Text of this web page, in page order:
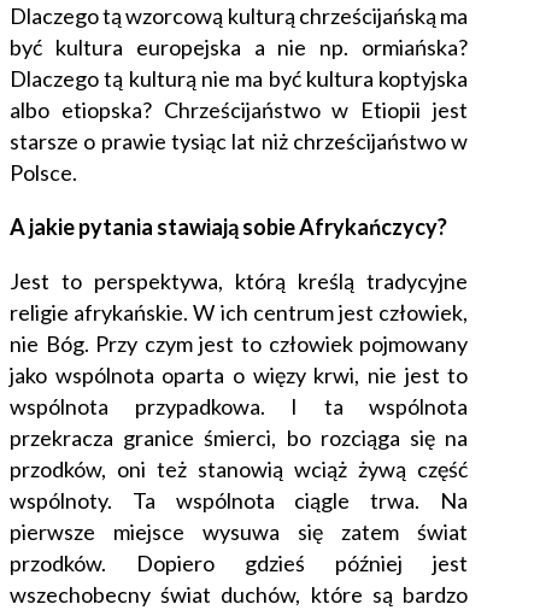
Dlaczego tą wzorcową kulturą chrześcijańską ma
być kultura europejska a nie np. ormiańska?
Dlaczego tą kulturą nie ma być kultura koptyjska
albo etiopska? Chrześcijaństwo w Etiopii jest
starsze o prawie tysiąc lat niż chrześcijaństwo w
Polsce.
A jakie pytania stawiają sobie Afrykańczycy?
Jest to perspektywa, którą kreślą tradycyjne
religie afrykańskie. W ich centrum jest człowiek,
nie Bóg. Przy czym jest to człowiek pojmowany
jako wspólnota oparta o więzy krwi, nie jest to
wspólnota przypadkowa. I ta wspólnota
przekracza granice śmierci, bo rozciąga się na
przodków, oni też stanowią wciąż żywą część
wspólnoty. Ta wspólnota ciągle trwa. Na
pierwsze miejsce wysuwa się zatem świat
przodków. Dopiero gdzieś później jest
wszechobecny świat duchów, które są bardzo